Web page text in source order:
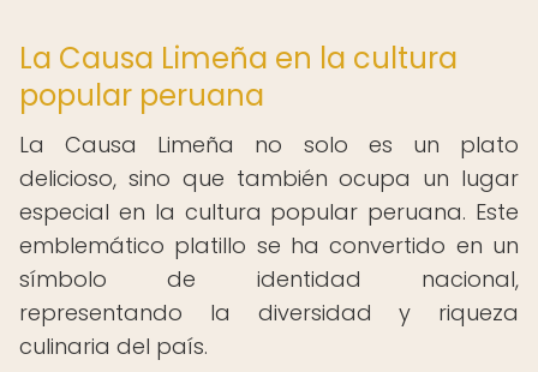
La Causa Limeña en la cultura
popular peruana
La Causa Limeña no solo es un plato
delicioso, sino que también ocupa un lugar
especial en la cultura popular peruana. Este
emblemático platillo se ha convertido en un
símbolo de identidad nacional,
representando la diversidad y riqueza
culinaria del país.